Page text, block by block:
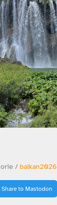
/ balkan2026
Share to Mastodon